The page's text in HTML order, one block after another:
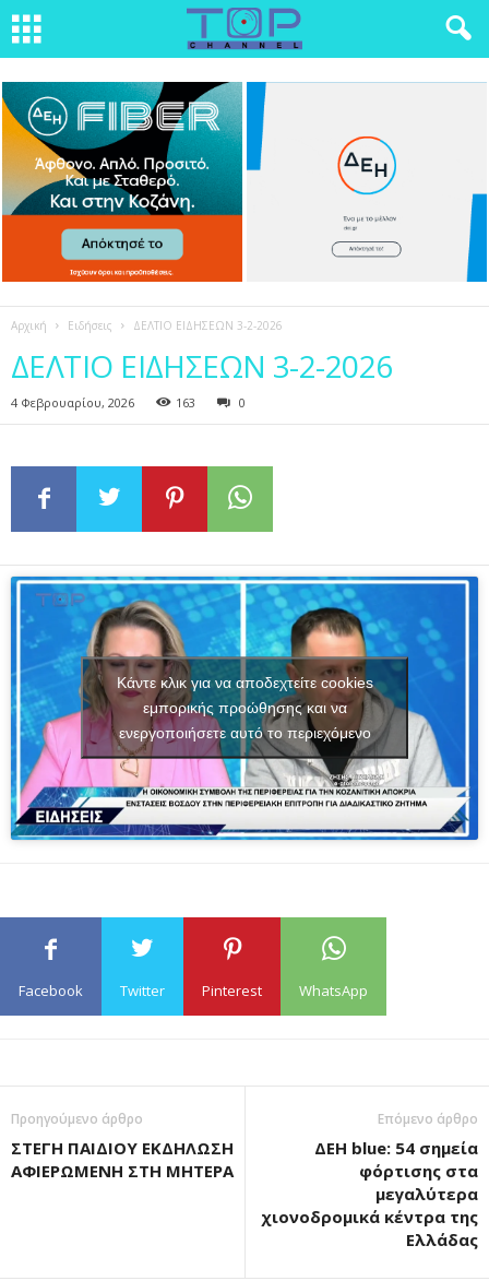
Αρχική Ειδήσεις ΔΕΛΤΙΟ ΕΙΔΗΣΕΩΝ 3-2-2026
ΔΕΛΤΙΟ ΕΙΔΗΣΕΩΝ 3-2-2026
4 Φεβρουαρίου, 2026 163 0
Κάντε κλικ για να αποδεχτείτε cookies
εμπορικής προώθησης και να
ενεργοποιήσετε αυτό το περιεχόμενο
Facebook Twitter Pinterest WhatsApp
Προηγούμενο άρθρο
ΣΤΕΓΗ ΠΑΙΔΙΟΥ ΕΚΔΗΛΩΣΗ
ΑΦΙΕΡΩΜΕΝΗ ΣΤΗ ΜΗΤΕΡΑ
Επόμενο άρθρο
ΔΕΗ blue: 54 σημεία
φόρτισης στα
μεγαλύτερα
χιονοδρομικά κέντρα της
Ελλάδας